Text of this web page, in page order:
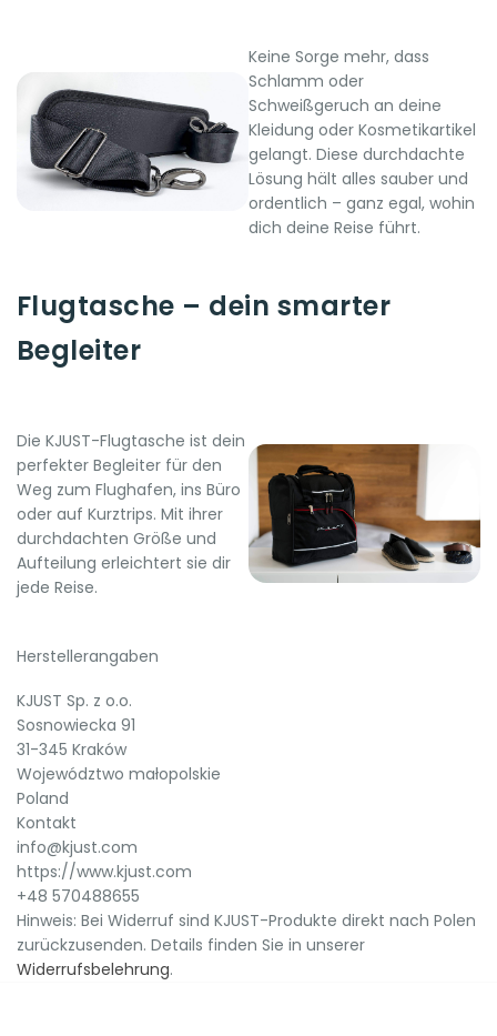
Keine Sorge mehr, dass
Schlamm oder
Schweißgeruch an deine
Kleidung oder Kosmetikartikel
gelangt. Diese durchdachte
Lösung hält alles sauber und
ordentlich – ganz egal, wohin
dich deine Reise führt.
Flugtasche – dein smarter
Begleiter
Die KJUST-Flugtasche ist dein
perfekter Begleiter für den
Weg zum Flughafen, ins Büro
oder auf Kurztrips. Mit ihrer
durchdachten Größe und
Aufteilung erleichtert sie dir
jede Reise.
Herstellerangaben
KJUST Sp. z o.o.
Sosnowiecka 91
31-345 Kraków
Województwo małopolskie
Poland
Kontakt
info@kjust.com
https://www.kjust.com
+48 570488655
Hinweis: Bei Widerruf sind KJUST-Produkte direkt nach Polen
zurückzusenden. Details finden Sie in unserer
Widerrufsbelehrung.